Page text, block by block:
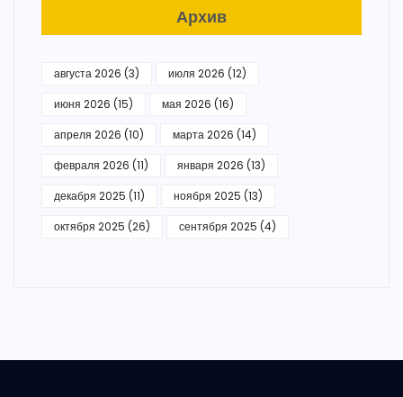
Архив
августа 2026 (3) июля 2026 (12)
июня 2026 (15) мая 2026 (16)
апреля 2026 (10) марта 2026 (14)
февраля 2026 (11) января 2026 (13)
декабря 2025 (11) ноября 2025 (13)
октября 2025 (26) сентября 2025 (4)